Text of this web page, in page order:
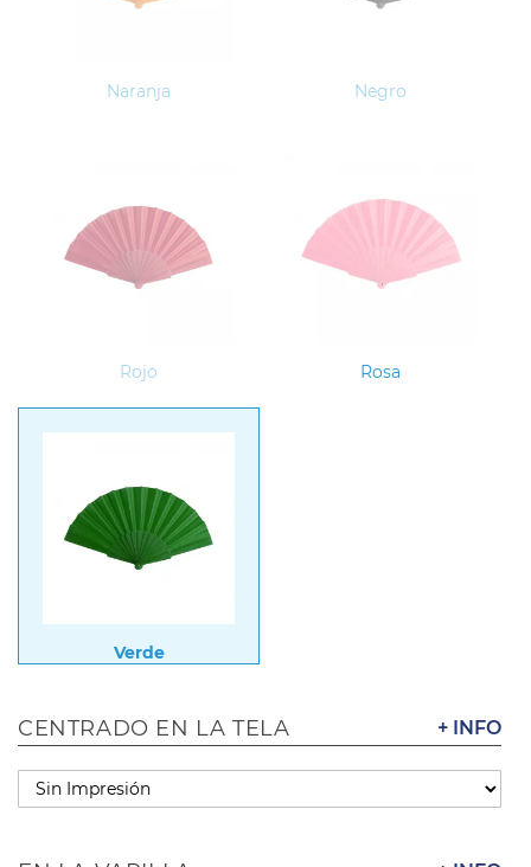
Naranja Negro
Rojo Rosa
Verde
+ INFO
CENTRADO EN LA TELA